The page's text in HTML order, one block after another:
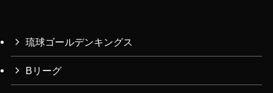
ブ
琉球ゴールデンキングス
Bリーグ